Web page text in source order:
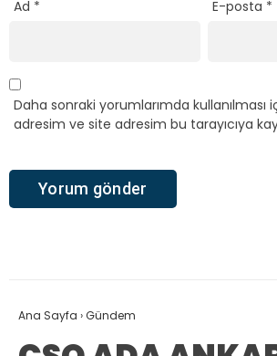
Ad * E-posta *
Daha sonraki yorumlarımda kullanılması
adresim ve site adresim bu tarayıcıya
Ana Sayfa ›Gündem